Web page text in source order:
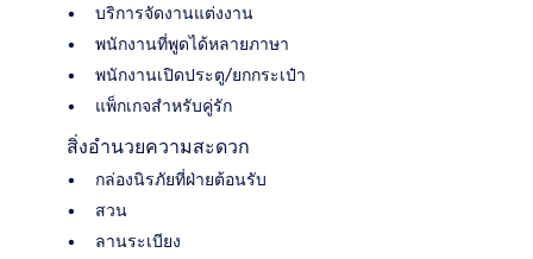
บริการจัดงานแต่งงาน
พนักงานที่พูดได้หลายภาษา
พนักงานเปิดประตู/ยกกระเป๋า
แพ็กเกจสำหรับคู่รัก
สิ่งอำนวยความสะดวก
กล่องนิรภัยที่ฝ่ายต้อนรับ
สวน
ลานระเบียง